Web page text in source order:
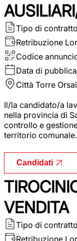
Tipo di contratto
Retribuzione
Codice
Data di
Città Torre
Il/la candidato/a
nella provincia di
controllo e
territorio comunale.
Candidati
VENDITA
Tipo di contratto
Retribuzione